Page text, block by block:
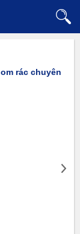
rác chuyên